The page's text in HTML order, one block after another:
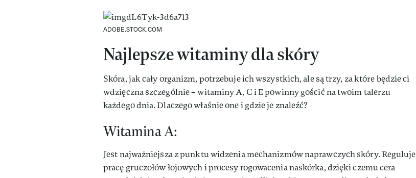
ADOBE.STOCK.COM
Najlepsze witaminy dla skóry
Skóra, jak cały organizm, potrzebuje ich wszystkich, ale są trzy, za które będzie ci
wdzięczna szczególnie – witaminy A, C i E powinny gościć na twoim talerzu
każdego dnia. Dlaczego właśnie one i gdzie je znaleźć?
Witamina A:
Jest najważniejsza z punktu widzenia mechanizmów naprawczych skóry. Reguluje
pracę gruczołów łojowych i procesy rogowacenia naskórka, dzięki czemu cera